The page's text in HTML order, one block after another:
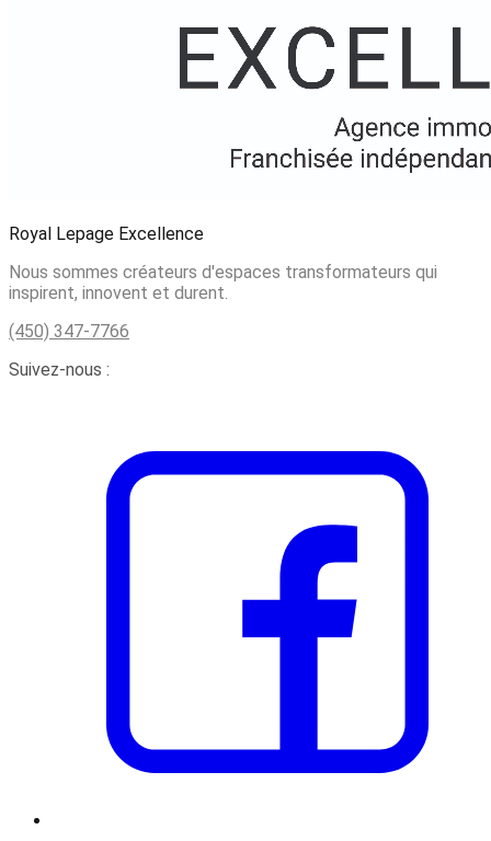
Royal Lepage Excellence
Nous sommes créateurs d'espaces transformateurs qui
inspirent, innovent et durent.
(450) 347-7766
Suivez-nous :